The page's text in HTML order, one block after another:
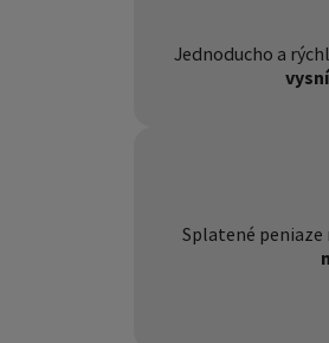
Jednoducho a
Splatené